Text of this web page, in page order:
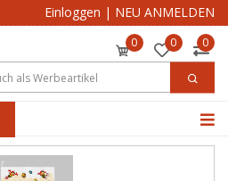
Einloggen | NEU ANMELDEN
0 0 0